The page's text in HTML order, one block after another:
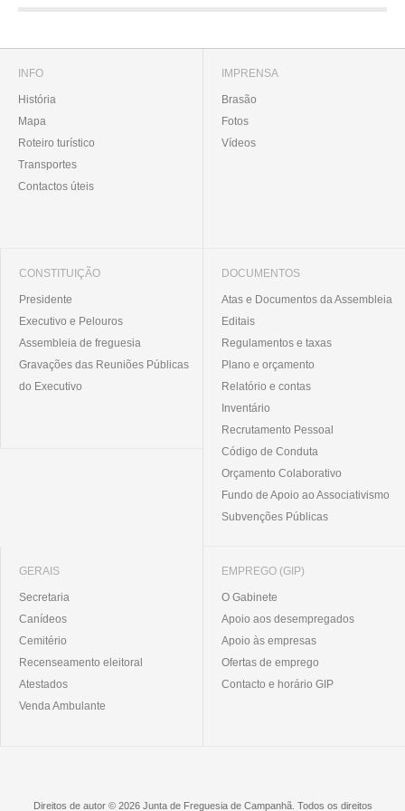
INFO
História
Mapa
Roteiro turístico
Transportes
Contactos úteis
IMPRENSA
Brasão
Fotos
Vídeos
CONSTITUIÇÃO
Presidente
Executivo e Pelouros
Assembleia de freguesia
Gravações das Reuniões Públicas
do Executivo
DOCUMENTOS
Atas e Documentos da Assembleia
Editais
Regulamentos e taxas
Plano e orçamento
Relatório e contas
Inventário
Recrutamento Pessoal
Código de Conduta
Orçamento Colaborativo
Fundo de Apoio ao Associativismo
Subvenções Públicas
GERAIS
Secretaria
Canídeos
Cemitério
Recenseamento eleitoral
Atestados
Venda Ambulante
EMPREGO (GIP)
O Gabinete
Apoio aos desempregados
Apoio às empresas
Ofertas de emprego
Contacto e horário GIP
Direitos de autor © 2026 Junta de Freguesia de Campanhã. Todos os direitos